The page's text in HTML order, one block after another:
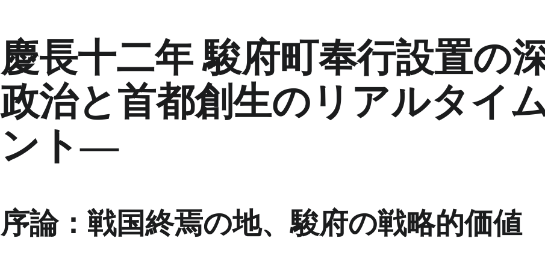
慶長十二年 駿府町奉行設置の
政治と首都創生のリアルタイ
ント―
序論：戦国終焉の地、駿府の戦略的価値